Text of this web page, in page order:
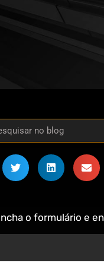
o formulário e